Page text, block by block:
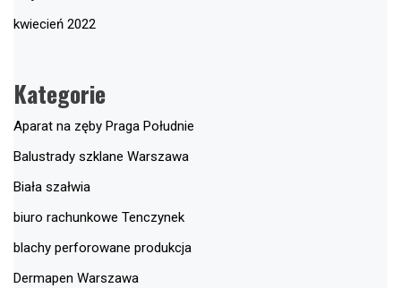
kwiecień 2022
Kategorie
Aparat na zęby Praga Południe
Balustrady szklane Warszawa
Biała szałwia
biuro rachunkowe Tenczynek
blachy perforowane produkcja
Dermapen Warszawa